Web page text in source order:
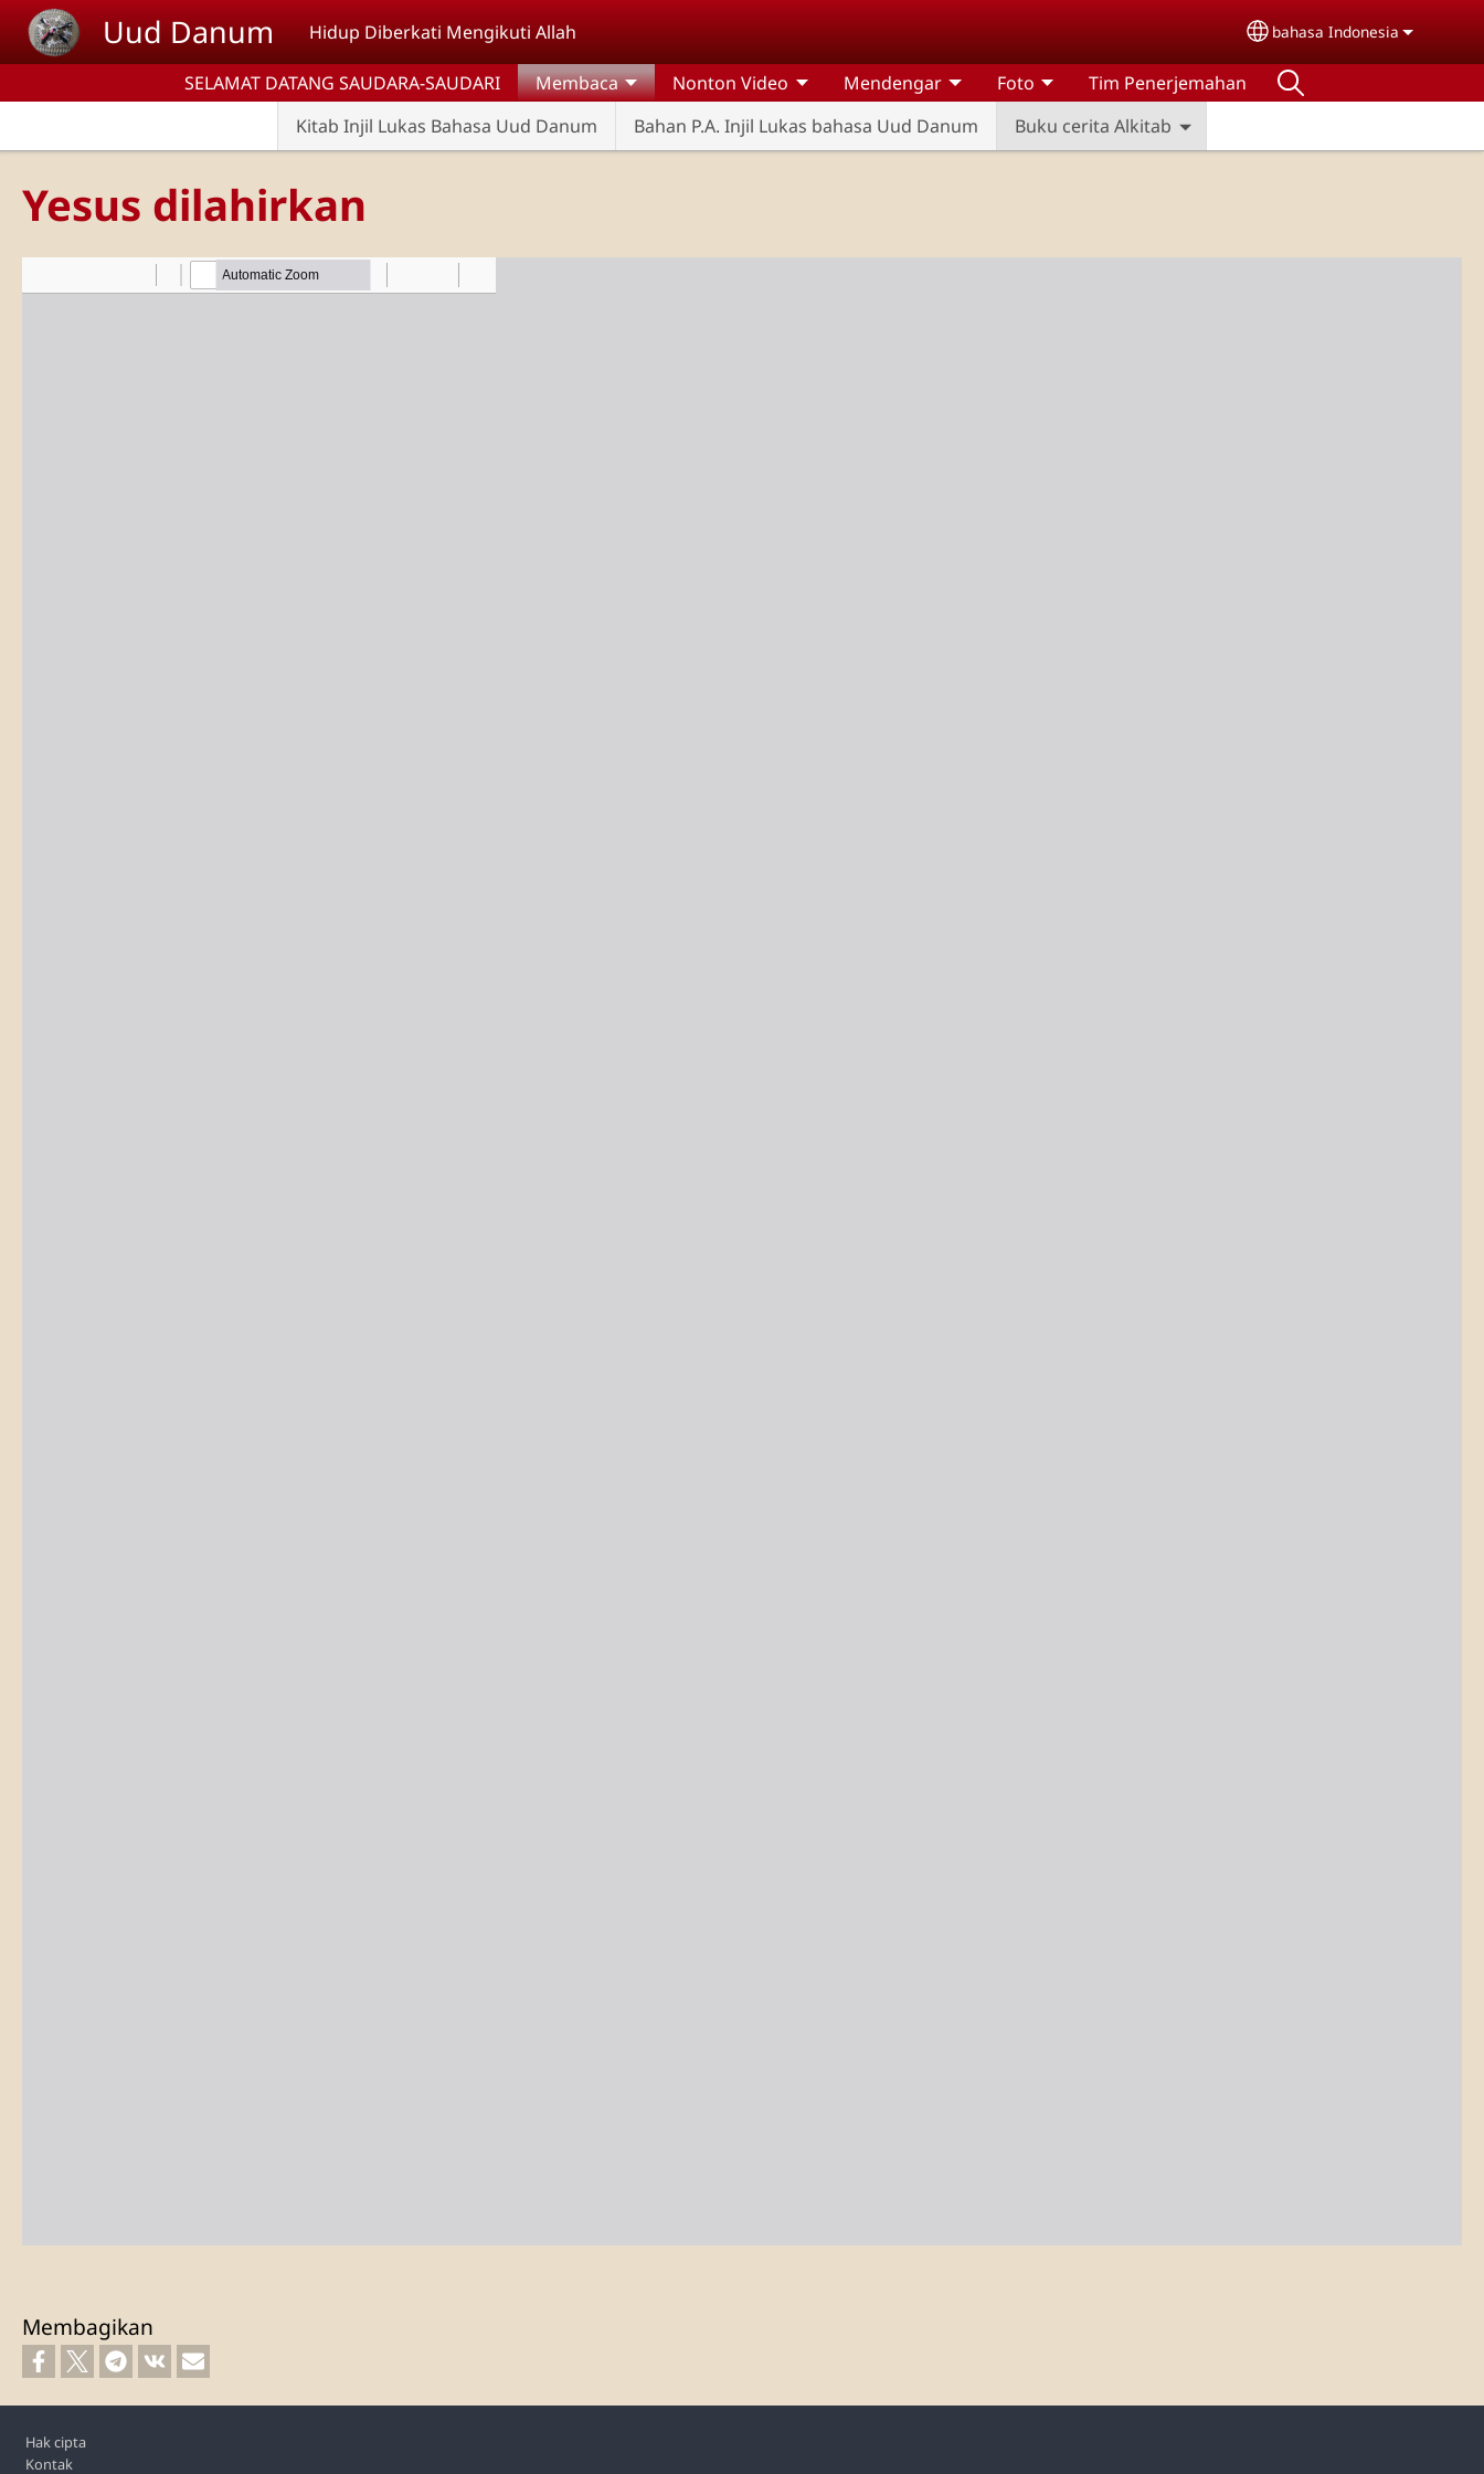
Lompat ke isi utamaUud Danum Hidup Diberkati Mengikuti Allah Select your language
bahasa Indonesia
SELAMAT DATANG SAUDARA-SAUDARI
Membaca
Kitab Injil Lukas Bahasa Uud Danum
Bahan P.A. Injil Lukas bahasa Uud Danum Buku cerita Alkitab
Nonton Video Mendengar Foto Tim Penerjemahan
Yesus dilahirkan
Membagikan
Footer
Hak cipta
Kontak